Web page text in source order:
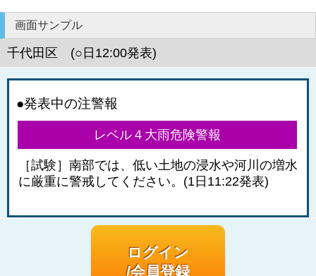
画面サンプル
千代田区 (○日12:00発表)
●発表中の注警報
レベル４大雨危険警報
［試験］南部では、低い土地の浸水や河川の増水
に厳重に警戒してください。(1日11:22発表)
ログイン
/会員登録